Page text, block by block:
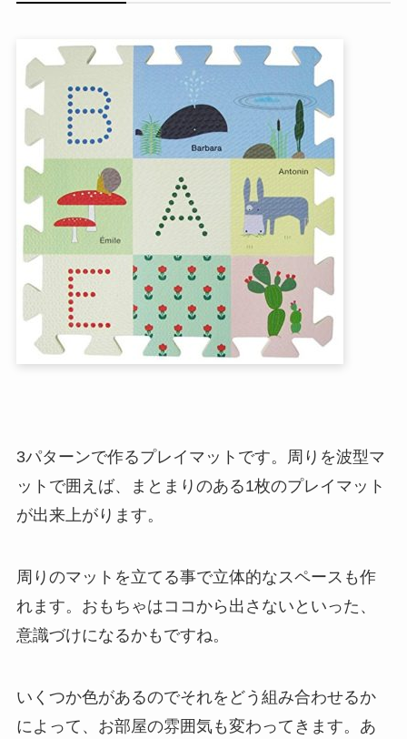
3パターンで作るプレイマットです。周りを波型マ
ットで囲えば、まとまりのある1枚のプレイマット
が出来上がります。
周りのマットを立てる事で立体的なスペースも作
れます。おもちゃはココから出さないといった、
意識づけになるかもですね。
いくつか色があるのでそれをどう組み合わせるか
によって、お部屋の雰囲気も変わってきます。あ